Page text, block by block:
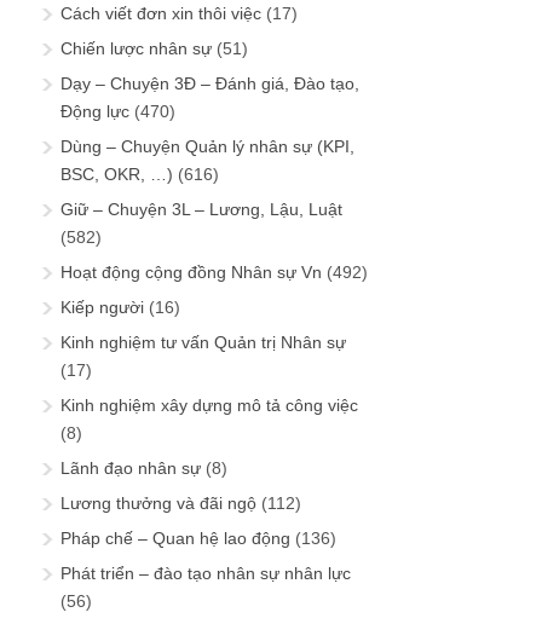
Cách viết đơn xin thôi việc (17)
Chiến lược nhân sự (51)
Dạy – Chuyện 3Đ – Đánh giá, Đào tạo,
Động lực (470)
Dùng – Chuyện Quản lý nhân sự (KPI,
BSC, OKR, …) (616)
Giữ – Chuyện 3L – Lương, Lậu, Luật
(582)
Hoạt động cộng đồng Nhân sự Vn (492)
Kiếp người (16)
Kinh nghiệm tư vấn Quản trị Nhân sự
(17)
Kinh nghiệm xây dựng mô tả công việc
(8)
Lãnh đạo nhân sự (8)
Lương thưởng và đãi ngộ (112)
Pháp chế – Quan hệ lao động (136)
Phát triển – đào tạo nhân sự nhân lực
(56)